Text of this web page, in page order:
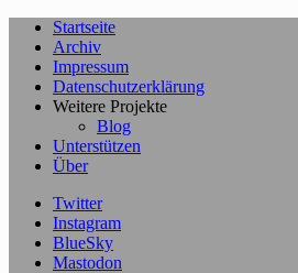
Startseite
Archiv
Impressum
Datenschutzerklärung
Weitere Projekte
Blog
Unterstützen
Über
Twitter
Instagram
BlueSky
Mastodon